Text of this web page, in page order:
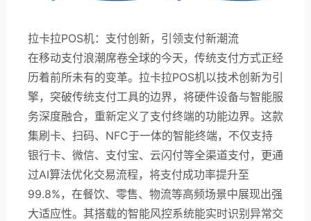
拉卡拉POS机：支付创新，引领支付新潮流
在移动支付浪潮席卷全球的今天，传统支付方式正经
历着前所未有的变革。拉卡拉POS机以技术创新为引
擎，突破传统支付工具的边界，将硬件设备与智能服
务深度融合，重新定义了支付终端的功能边界。这款
集刷卡、扫码、NFC于一体的智能终端，不仅支持
银行卡、微信、支付宝、云闪付等全渠道支付，更通
过AI算法优化交易流程，将支付成功率提升至
99.8%，在餐饮、零售、物流等高频场景中展现出强
大适应性。其搭载的智能风控系统能实时识别异常交